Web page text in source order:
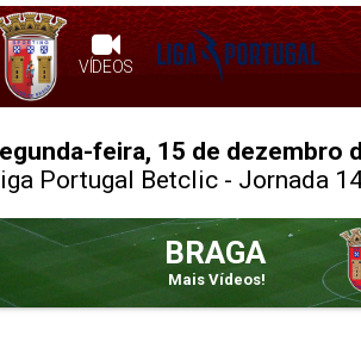
VÍDEOS
feira, 15 de dezembro
Portugal Betclic - Jornada
BRAGA
Mais Vídeos!